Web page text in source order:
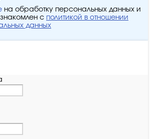
на обработку персональных данных и
с политикой в отношении
данных